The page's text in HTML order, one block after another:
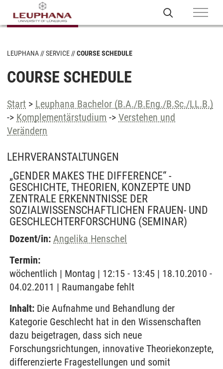
LEUPHANA SERVICE COURSE SCHEDULE
COURSE SCHEDULE
Start > Leuphana Bachelor (B.A./B.Eng./B.Sc./LL.B.)
-> Komplementärstudium -> Verstehen und
Verändern
LEHRVERANSTALTUNGEN
„GENDER MAKES THE DIFFERENCE“ -
GESCHICHTE, THEORIEN, KONZEPTE UND
ZENTRALE ERKENNTNISSE DER
SOZIALWISSENSCHAFTLICHEN FRAUEN- UND
GESCHLECHTERFORSCHUNG (SEMINAR)
Dozent/in: Angelika Henschel
Termin:
wöchentlich | Montag | 12:15 - 13:45 | 18.10.2010 -
04.02.2011 | Raumangabe fehlt
Inhalt: Die Aufnahme und Behandlung der
Kategorie Geschlecht hat in den Wissenschaften
dazu beigetragen, dass sich neue
Forschungsrichtungen, innovative Theoriekonzepte,
differenzierte Fragestellungen und somit